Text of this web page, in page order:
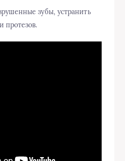
зубы, устранить
протезов.